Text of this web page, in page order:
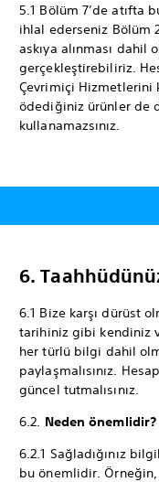
5.1 Bölüm 7’de atıfta
ihlal ederseniz Bölüm
askıya alınması
gerçekleştirebiliriz.
Çevrimiçi Hizmetlerini
ödediğiniz ürünler de
kullanamazsınız.
6.
6.1 Bize karşı dürüst
tarihiniz gibi kendiniz
her türlü bilgi dahil
paylaşmalısınız.
güncel tutmalısınız.
6.2. Neden önemlidir?
6.2.1 Sağladığınız
bu önemlidir.